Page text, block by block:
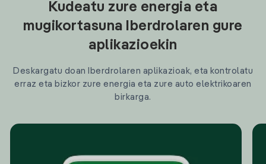
Kudeatu zure energia eta
mugikortasuna Iberdrolaren gure
aplikazioekin
Deskargatu doan Iberdrolaren aplikazioak, eta kontrolatu
erraz eta bizkor zure energia eta zure auto elektrikoaren
birkarga.